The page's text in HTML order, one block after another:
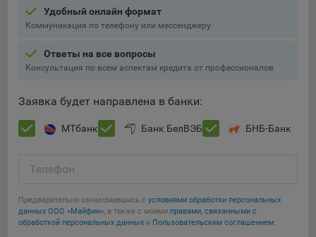
Google Analytics.
Необходимые для функционирования веб-аналитических
передаются третьим лицам, часть из которых хранятся во
время пользования сайтом;
Отключение аналитических файлов cookie не позволяет
наиболее и наименее популярные страницы и принимать
меры по совершенствованию работы сайта исходя из
Сохранить мои изменения
Удобный онлайн формат
Коммуникация по телефону или мессенджеру
Ответы на все вопросы
Консультация по всем аспектам кредита от профессионалов
Заявка будет направлена в банки:
МТбанк Банк БелВЭБ БНБ-Банк
Телефон
Предварительно ознакомившись с условиями обработки персональных
данных ООО «Майфин», а также с моими правами, связанными с
обработкой персональных данных и Пользовательским соглашением: